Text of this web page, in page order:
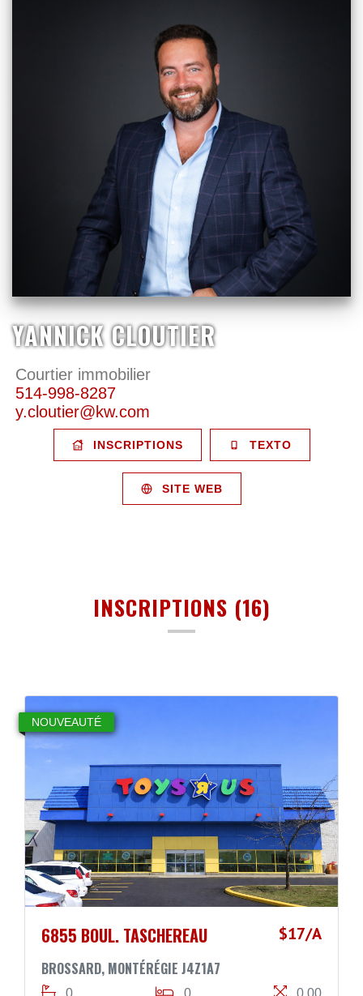
YANNICK CLOUTIER
Courtier immobilier
514-998-8287
y.cloutier@kw.com
INSCRIPTIONS TEXTO
SITE WEB
INSCRIPTIONS (16)
NOUVEAUTÉ
6855 BOUL. TASCHEREAU $17/A
BROSSARD, MONTÉRÉGIE J4Z1A7